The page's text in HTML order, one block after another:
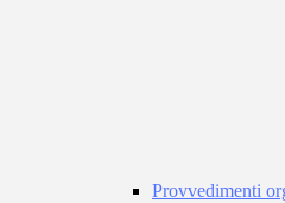
Provvedimenti